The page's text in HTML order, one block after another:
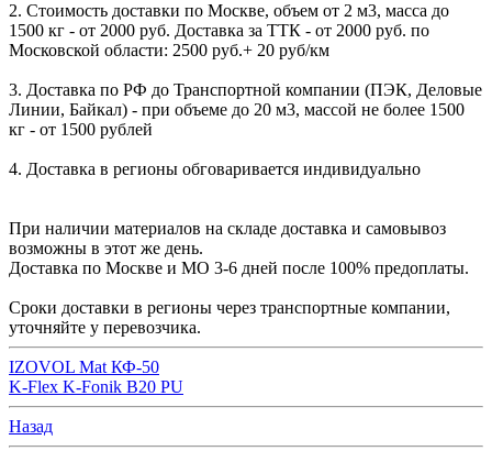
2. Стоимость доставки по Москве, объем от 2 м3, масса до
1500 кг - от 2000 руб. Доставка за ТТК - от 2000 руб. по
Московской области: 2500 руб.+ 20 руб/км
3. Доставка по РФ до Транспортной компании (ПЭК, Деловые
Линии, Байкал) - при объеме до 20 м3, массой не более 1500
кг - от 1500 рублей
4. Доставка в регионы обговаривается индивидуально
При наличии материалов на складе доставка и самовывоз
возможны в этот же день.
Доставка по Москве и МО 3-6 дней после 100% предоплаты.
Сроки доставки в регионы через транспортные компании,
уточняйте у перевозчика.
IZOVOL Mat КФ-50
K-Flex K-Fonik B20 PU
Назад